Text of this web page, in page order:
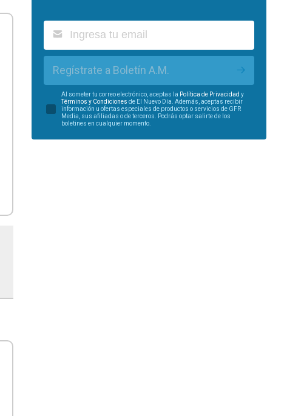
Regístrate a Boletín A.M.
Al someter tu correo electrónico, aceptas la Política de Privacidad y
Términos y Condiciones de El Nuevo Día. Además, aceptas recibir
información u ofertas especiales de productos o servicios de GFR
Media, sus afiliadas o de terceros. Podrás optar salirte de los
boletines en cualquier momento.